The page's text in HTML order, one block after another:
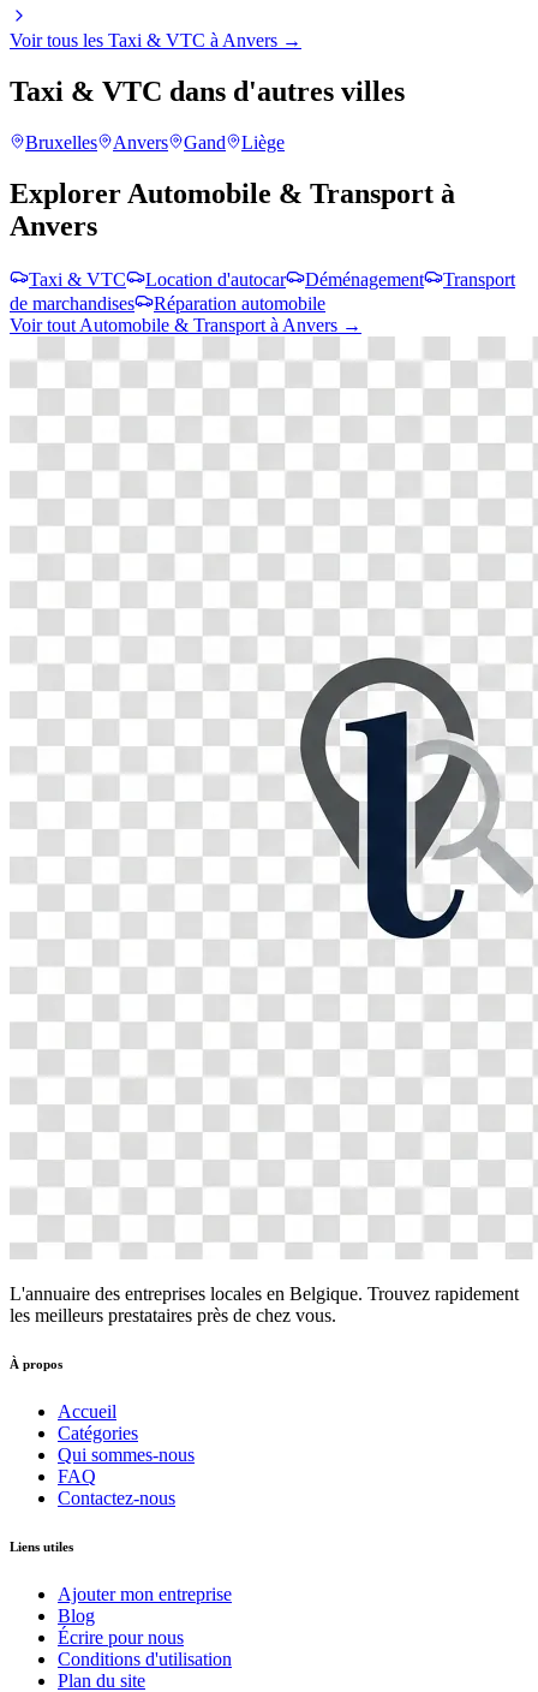
Voir tous les Taxi & VTC à Anvers →
Taxi & VTC dans d'autres villes
Bruxelles Anvers Gand Liège
Explorer Automobile & Transport à
Anvers
Taxi & VTC Location d'autocar Déménagement
Transport
de marchandises
Réparation automobile
Voir tout Automobile & Transport à Anvers →
L'annuaire des entreprises locales en Belgique. Trouvez rapidement
les meilleurs prestataires près de chez vous.
À propos
Accueil
Catégories
Qui sommes-nous
FAQ
Contactez-nous
Liens utiles
Ajouter mon entreprise
Blog
Écrire pour nous
Conditions d'utilisation
Plan du site